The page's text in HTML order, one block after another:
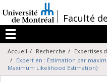
au
contenu
/Faculté
Menu
Accueil Recherche
Expertises
Expert en : Estimation par
Maximum Likelihood Estimation)